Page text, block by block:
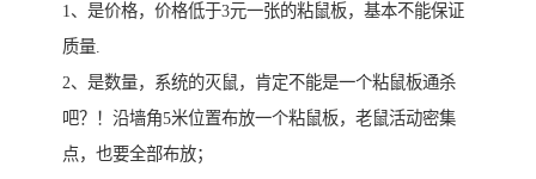
1、是价格，价格低于3元一张的粘鼠板，基本不能保证
质量.
2、是数量，系统的灭鼠，肯定不能是一个粘鼠板通杀
吧？！沿墙角5米位置布放一个粘鼠板，老鼠活动密集
点，也要全部布放；